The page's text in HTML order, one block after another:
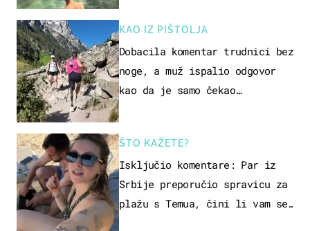
KAO IZ PIŠTOLJA
Dobacila komentar trudnici bez
noge, a muž ispalio odgovor
kao da je samo čekao…
ŠTO KAŽETE?
Isključio komentare: Par iz
Srbije preporučio spravicu za
plažu s Temua, čini li vam se